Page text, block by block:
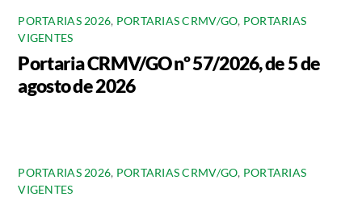
PORTARIAS 2026, PORTARIAS CRMV/GO, PORTARIAS
VIGENTES
Portaria CRMV/GO nº 57/2026, de 5 de
agosto de 2026
PORTARIAS 2026, PORTARIAS CRMV/GO, PORTARIAS
VIGENTES